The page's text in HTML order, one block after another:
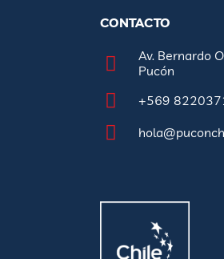
CONTACTO
Av. Bernardo
Pucón
+569